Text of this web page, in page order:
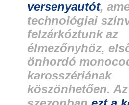
versenyautót,
technológiai
felzárkóztunk az
élmezőnyhöz,
önhordó
karosszériának
köszönhetően.